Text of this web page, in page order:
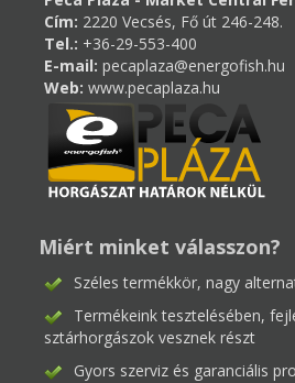
Cím: 2220 Vecsés, Fő út 246-248.
Tel.: +36-29-553-400
E-mail: pecaplaza@energofish.hu
Web: www.pecaplaza.hu
Miért minket válasszon?
Széles termékkör, nagy
Termékeink tesztelésében,
sztárhorgászok vesznek részt
Gyors szerviz és garanciális